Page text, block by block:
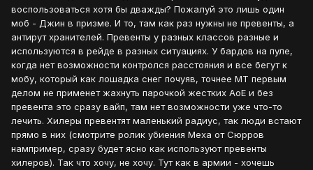
воспользоваться хотя бы дважды? Пожалуй это лишь один
моб - Джин в призме. И то, там как раз нужны не превенты, а
антирут хранителей. Превенты у разных классов разные и
используются в рейде в разных ситуациях. У бардов на пуле,
когда нет возможности контролся расстояния и все бегут к
мобу, который как лошадка снег почуяв, точнее МТ первым
делом не применет жахнуть парочкой жестких АоЕ и без
превента это сразу вайп, там нет возможности уже что-то
лечить. Хилеры превентят маленький радиус, так люди встают
прямо в них (смотрите ролик убиения Меха от Сюрров
нампример, сразу будет ясно как используют превенты
хилеров). Так что хочу, не хочу. Тут как в армии - хочешь